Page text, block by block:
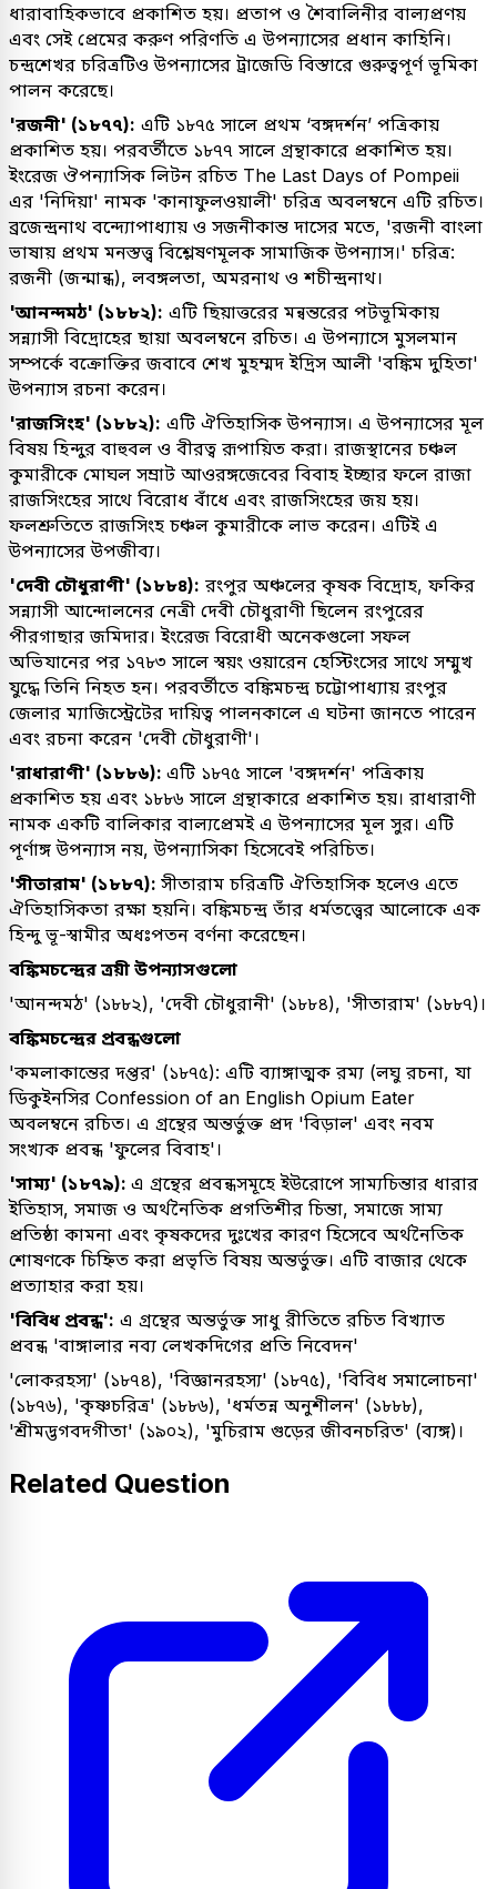
ধারাবাহিকভাবে প্রকাশিত হয়। প্রতাপ ও শৈবালিনীর বাল্যপ্রণয়
এবং সেই প্রেমের করুণ পরিণতি এ উপন্যাসের প্রধান কাহিনি।
চন্দ্রশেখর চরিত্রটিও উপন্যাসের ট্রাজেডি বিস্তারে গুরুত্বপূর্ণ ভূমিকা
পালন করেছে।
'রজনী' (১৮৭৭): এটি ১৮৭৫ সালে প্রথম ‘বঙ্গদর্শন’ পত্রিকায়
প্রকাশিত হয়। পরবর্তীতে ১৮৭৭ সালে গ্রন্থাকারে প্রকাশিত হয়।
ইংরেজ ঔপন্যাসিক লিটন রচিত The Last Days of Pompeii
এর 'নিদিয়া' নামক 'কানাফুলওয়ালী' চরিত্র অবলম্বনে এটি রচিত।
ব্রজেন্দ্রনাথ বন্দ্যোপাধ্যায় ও সজনীকান্ত দাসের মতে, 'রজনী বাংলা
ভাষায় প্রথম মনস্তত্ত্ব বিশ্লেষণমূলক সামাজিক উপন্যাস।' চরিত্র:
রজনী (জন্মান্ধ), লবঙ্গলতা, অমরনাথ ও শচীন্দ্রনাথ।
'আনন্দমঠ' (১৮৮২): এটি ছিয়াত্তরের মন্বন্তরের পটভূমিকায়
সন্ন্যাসী বিদ্রোহের ছায়া অবলম্বনে রচিত। এ উপন্যাসে মুসলমান
সম্পর্কে বক্রোক্তির জবাবে শেখ মুহম্মদ ইদ্রিস আলী 'বঙ্কিম দুহিতা'
উপন্যাস রচনা করেন।
'রাজসিংহ' (১৮৮২): এটি ঐতিহাসিক উপন্যাস। এ উপন্যাসের মূল
বিষয় হিন্দুর বাহুবল ও বীরত্ব রূপায়িত করা। রাজস্থানের চঞ্চল
কুমারীকে মোঘল সম্রাট আওরঙ্গজেবের বিবাহ ইচ্ছার ফলে রাজা
রাজসিংহের সাথে বিরোধ বাঁধে এবং রাজসিংহের জয় হয়।
ফলশ্রুতিতে রাজসিংহ চঞ্চল কুমারীকে লাভ করেন। এটিই এ
উপন্যাসের উপজীব্য।
'দেবী চৌধুরাণী' (১৮৮৪): রংপুর অঞ্চলের কৃষক বিদ্রোহ, ফকির
সন্ন্যাসী আন্দোলনের নেত্রী দেবী চৌধুরাণী ছিলেন রংপুরের
পীরগাছার জমিদার। ইংরেজ বিরোধী অনেকগুলো সফল
অভিযানের পর ১৭৮৩ সালে স্বয়ং ওয়ারেন হেস্টিংসের সাথে সম্মুখ
যুদ্ধে তিনি নিহত হন। পরবর্তীতে বঙ্কিমচন্দ্র চট্টোপাধ্যায় রংপুর
জেলার ম্যাজিস্ট্রেটের দায়িত্ব পালনকালে এ ঘটনা জানতে পারেন
এবং রচনা করেন 'দেবী চৌধুরাণী'।
'রাধারাণী' (১৮৮৬): এটি ১৮৭৫ সালে 'বঙ্গদর্শন' পত্রিকায়
প্রকাশিত হয় এবং ১৮৮৬ সালে গ্রন্থাকারে প্রকাশিত হয়। রাধারাণী
নামক একটি বালিকার বাল্যপ্রেমই এ উপন্যাসের মূল সুর। এটি
পূর্ণাঙ্গ উপন্যাস নয়, উপন্যাসিকা হিসেবেই পরিচিত।
'সীতারাম' (১৮৮৭): সীতারাম চরিত্রটি ঐতিহাসিক হলেও এতে
ঐতিহাসিকতা রক্ষা হয়নি। বঙ্কিমচন্দ্র তাঁর ধর্মতত্ত্বের আলোকে এক
হিন্দু ভূ-স্বামীর অধঃপতন বর্ণনা করেছেন।
বঙ্কিমচন্দ্রের ত্রয়ী উপন্যাসগুলো
'আনন্দমঠ' (১৮৮২), 'দেবী চৌধুরানী' (১৮৮৪), 'সীতারাম' (১৮৮৭)।
বঙ্কিমচন্দ্রের প্রবন্ধগুলো
'কমলাকান্তের দপ্তর' (১৮৭৫): এটি ব্যাঙ্গাত্মক রম্য (লঘু রচনা, যা
ডিকুইনসির Confession of an English Opium Eater
অবলম্বনে রচিত। এ গ্রন্থের অন্তর্ভুক্ত প্রদ 'বিড়াল' এবং নবম
সংখ্যক প্রবন্ধ 'ফুলের বিবাহ'।
'সাম্য' (১৮৭৯): এ গ্রন্থের প্রবন্ধসমূহে ইউরোপে সাম্যচিন্তার ধারার
ইতিহাস, সমাজ ও অর্থনৈতিক প্রগতিশীর চিন্তা, সমাজে সাম্য
প্রতিষ্ঠা কামনা এবং কৃষকদের দুঃখের কারণ হিসেবে অর্থনৈতিক
শোষণকে চিহ্নিত করা প্রভৃতি বিষয় অন্তর্ভুক্ত। এটি বাজার থেকে
প্রত্যাহার করা হয়।
'বিবিধ প্রবন্ধ': এ গ্রন্থের অন্তর্ভুক্ত সাধু রীতিতে রচিত বিখ্যাত
প্রবন্ধ 'বাঙ্গালার নব্য লেখকদিগের প্রতি নিবেদন'
'লোকরহস্য' (১৮৭৪), 'বিজ্ঞানরহস্য' (১৮৭৫), 'বিবিধ সমালোচনা'
(১৮৭৬), 'কৃষ্ণচরিত্র' (১৮৮৬), 'ধর্মতন্ন অনুশীলন' (১৮৮৮),
'শ্রীমদ্ভগবদগীতা' (১৯০২), 'মুচিরাম গুড়ের জীবনচরিত' (ব্যঙ্গ)।
Related Question